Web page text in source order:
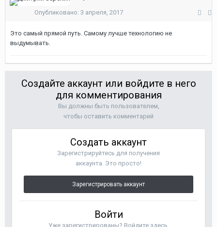
Опубликовано: 3 апреля, 2017
Это самый прямой путь. Самому лучше технологию не
выдумывать.
Создайте аккаунт или войдите в него
для комментирования
Вы должны быть пользователем,
чтобы оставить комментарий
Создать аккаунт
Зарегистрируйтесь для получения
аккаунта. Это просто!
Зарегистрировать аккаунт
Войти
Уже зарегистрированы? Войдите здесь.